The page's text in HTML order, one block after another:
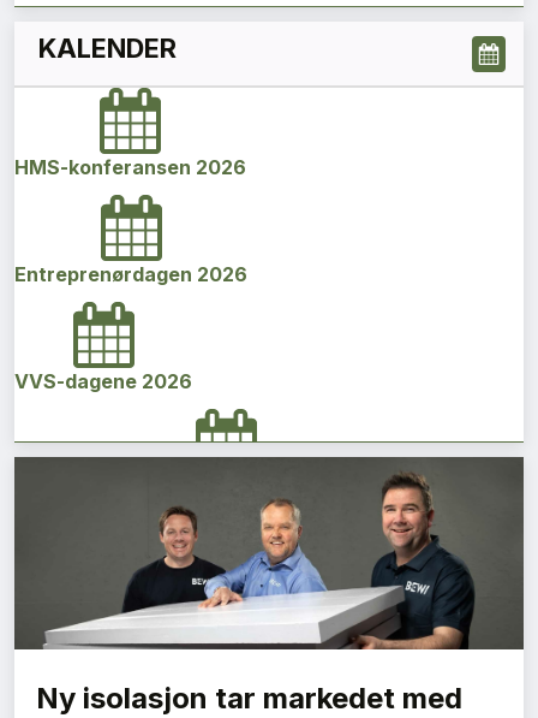
KALENDER
HMS-konferansen 2026
Entreprenørdagen 2026
VVS-dagene 2026
Norges bygg- og eiendomskonferanse 2026
Vi Bygger Vestland 2026
Byggenæringens Klimakonferanse 2026
Ny isolasjon tar markedet med